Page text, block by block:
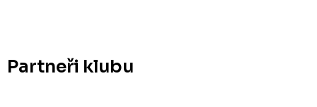
Partneři klubu